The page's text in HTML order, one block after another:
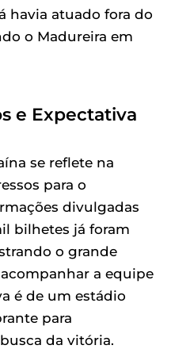
havia atuado fora do
o Madureira em
e Expectativa
se reflete na
para o
divulgadas
bilhetes já foram
o grande
a equipe
é de um estádio
para
da vitória.